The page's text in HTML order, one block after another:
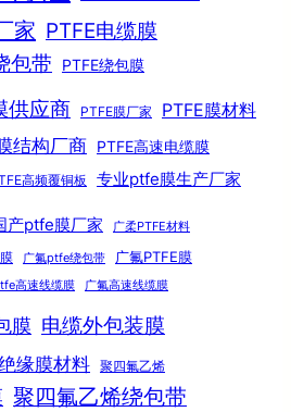
家 PTFE电缆膜
包带 PTFE绕包膜
供应商 PTFE膜厂家 PTFE膜材料
结构厂商 PTFE高速电缆膜
高频覆铜板 专业ptfe膜生产厂家
产ptfe膜厂家 广柔PTFE材料
广氟ptfe绕包带 广氟PTFE膜
高速线缆膜 广氟高速线缆膜
膜 电缆外包装膜
缘膜材料 聚四氟乙烯
聚四氟乙烯绕包带